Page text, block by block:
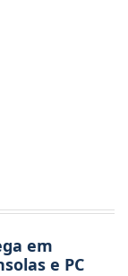
em
e PC